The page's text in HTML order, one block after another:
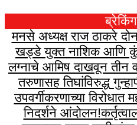
मनसे अध्यक्ष राज ठाकरे
खड्डे युक्त नाशिक आणि
लग्नाचे आमिष दाखवून तीन
तरुणासह तिघांविरुद्ध गुन्हा
उपवर्गीकरणाच्या
निदर्शने आंदोलन!